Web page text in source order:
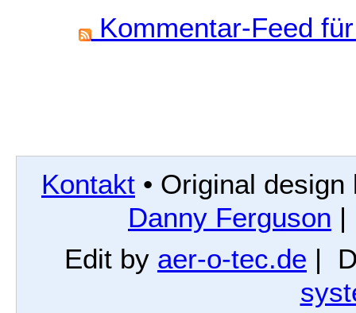
Kommentar-Feed
Kontakt • Original
Danny Ferguson |
Edit by aer-o-tec.de |